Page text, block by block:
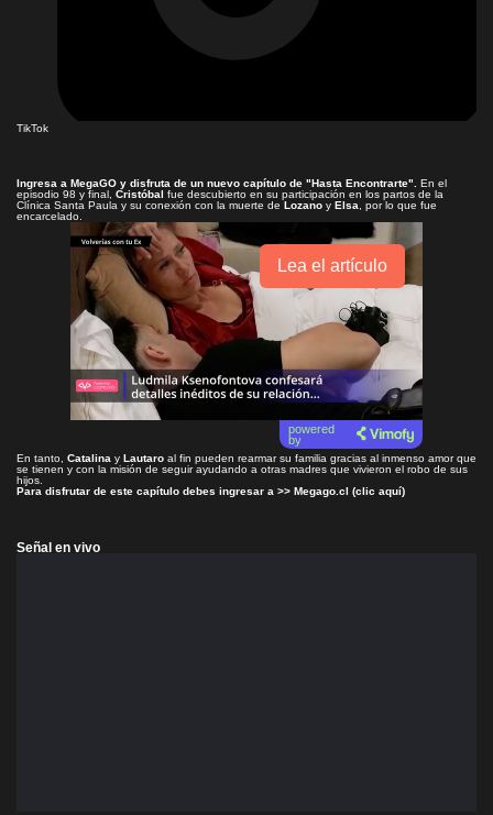
TikTok
Ingresa a MegaGO y disfruta de un nuevo capítulo de "Hasta Encontrarte"
En el
episodio 98 y final, Cristóbal fue descubierto en su participación en los partos de la
Clínica Santa Paula y su conexión con la muerte de Lozano y Elsa , por lo que fue
encarcelado.
Lea el artículo
powered
by
En tanto, Catalina y Lautaro al fin pueden rearmar su familia gracias al inmenso amor que
se tienen y con la misión de seguir ayudando a otras madres que vivieron el robo de sus
hijos.
Para disfrutar de este capítulo debes ingresar a >> Megago.cl (clic aquí)
Señal en vivo